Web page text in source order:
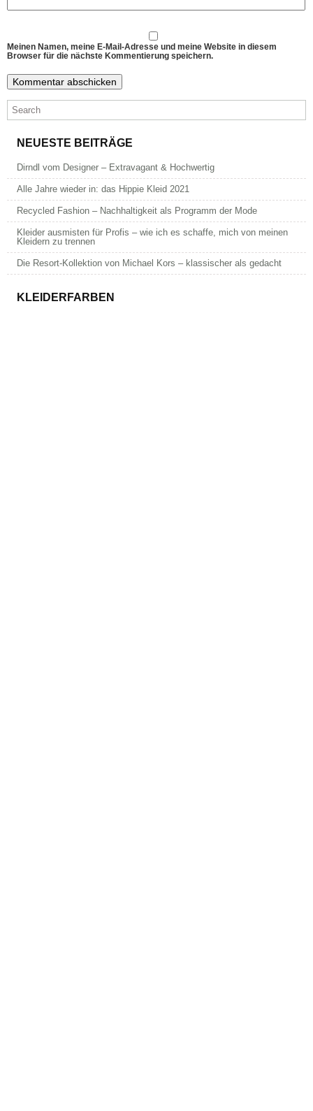
Meinen Namen, meine E-Mail-Adresse und meine Website in diesem
Browser für die nächste Kommentierung speichern.
NEUESTE BEITRÄGE
Dirndl vom Designer – Extravagant & Hochwertig
Alle Jahre wieder in: das Hippie Kleid 2021
Recycled Fashion – Nachhaltigkeit als Programm der Mode
Kleider ausmisten für Profis – wie ich es schaffe, mich von meinen
Kleidern zu trennen
Die Resort-Kollektion von Michael Kors – klassischer als gedacht
KLEIDERFARBEN